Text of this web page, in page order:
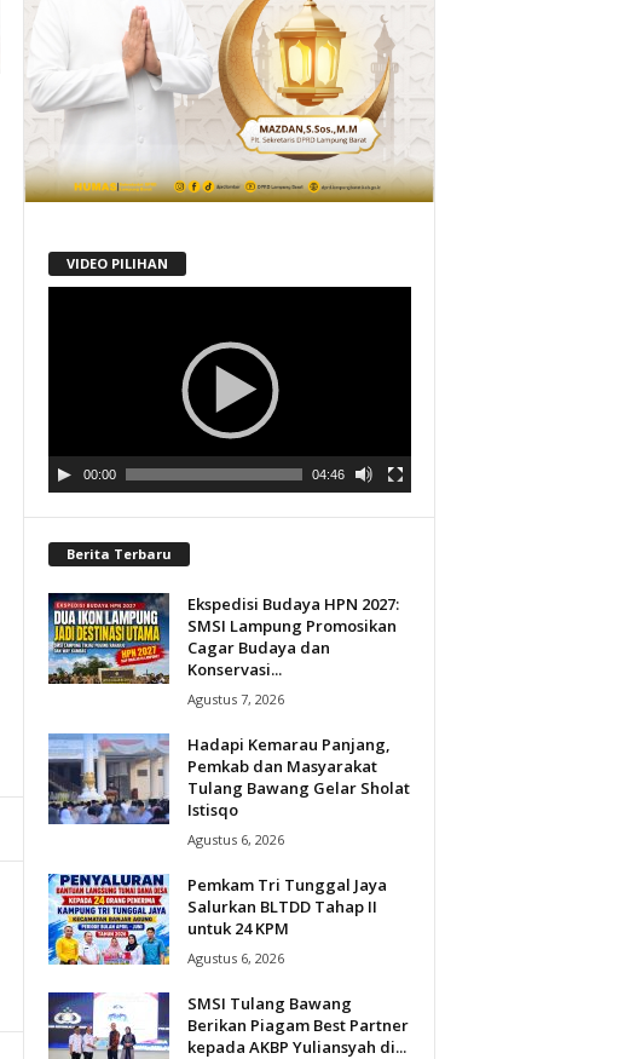
VIDEO PILIHAN
00:00 04:46
Berita Terbaru
Ekspedisi Budaya HPN 2027:
SMSI Lampung Promosikan
Cagar Budaya dan
Konservasi...
Agustus 7, 2026
Hadapi Kemarau Panjang,
Pemkab dan Masyarakat
Tulang Bawang Gelar Sholat
Istisqo
Agustus 6, 2026
Pemkam Tri Tunggal Jaya
Salurkan BLTDD Tahap II
untuk 24 KPM
Agustus 6, 2026
SMSI Tulang Bawang
Berikan Piagam Best Partner
kepada AKBP Yuliansyah di...